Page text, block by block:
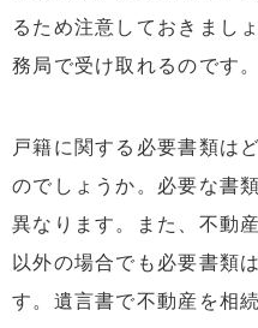
るため注意しておきまし
務局で受け取れるのです。
戸籍に関する必要書類は
のでしょうか。必要な書
異なります。また、不動
以外の場合でも必要書類
す。遺言書で不動産を相